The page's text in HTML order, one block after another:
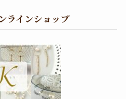
ラインショップ